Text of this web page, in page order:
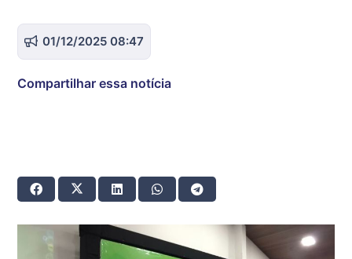
01/12/2025 08:47
Compartilhar essa notícia